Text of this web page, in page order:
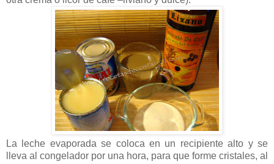
La leche evaporada se coloca en un recipiente alto y se
lleva al congelador por una hora, para que forme cristales, al